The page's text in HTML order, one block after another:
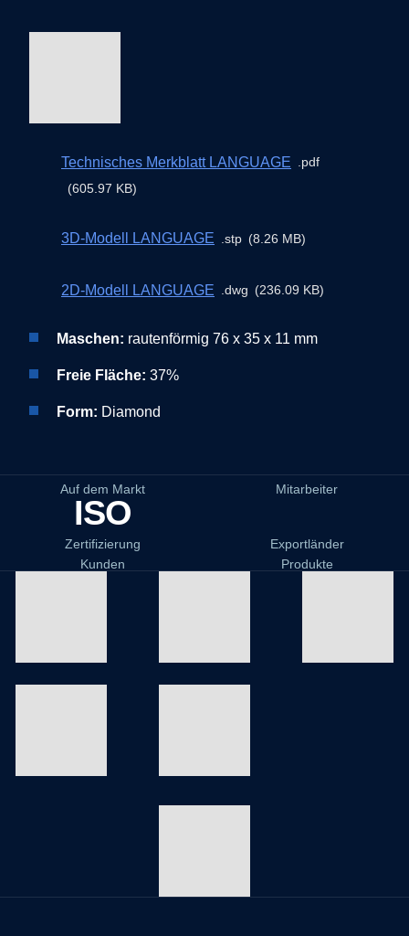
Technisches Merkblatt LANGUAGE
pdf
605.97 KB
3D-Modell LANGUAGE stp 8.26 MB
2D-Modell LANGUAGE dwg 236.09 KB
Maschen: rautenförmig 76 x 35 x 11 mm
Freie Fläche: 37%
Form: Diamond
Auf dem Markt Mitarbeiter
ISO
Zertifizierung
Exportländer
Kunden
Produkte